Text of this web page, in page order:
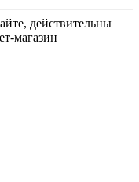
действительны
магазин